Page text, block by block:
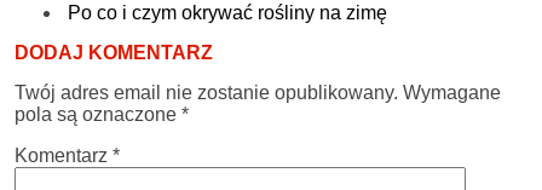
Po co i czym okrywać rośliny na zimę
DODAJ KOMENTARZ
Twój adres email nie zostanie opublikowany. Wymagane
pola są oznaczone *
Komentarz *